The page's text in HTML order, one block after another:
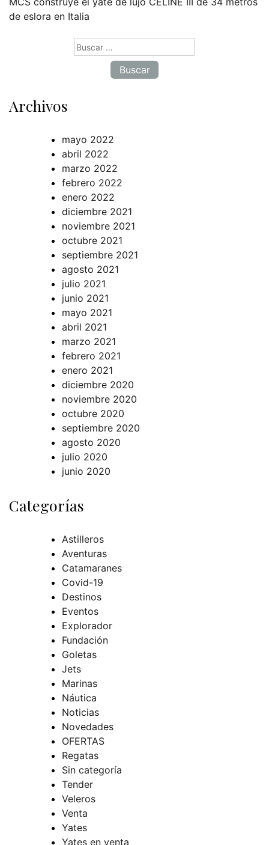
de eslora en Italia
Archivos
mayo 2022
abril 2022
marzo 2022
febrero 2022
enero 2022
diciembre 2021
noviembre 2021
octubre 2021
septiembre 2021
agosto 2021
julio 2021
junio 2021
mayo 2021
abril 2021
marzo 2021
febrero 2021
enero 2021
diciembre 2020
noviembre 2020
octubre 2020
septiembre 2020
agosto 2020
julio 2020
junio 2020
Categorías
Astilleros
Aventuras
Catamaranes
Covid-19
Destinos
Eventos
Explorador
Fundación
Goletas
Jets
Marinas
Náutica
Noticias
Novedades
OFERTAS
Regatas
Sin categoría
Tender
Veleros
Venta
Yates
Yates en venta